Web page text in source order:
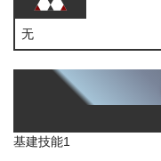
无
基建技能1